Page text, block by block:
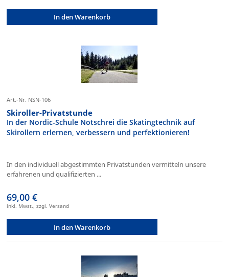
In den Warenkorb
Art.-Nr. NSN-106
Skiroller-Privatstunde
In der Nordic-Schule Notschrei die Skatingtechnik auf
Skirollern erlernen, verbessern und perfektionieren!
In den individuell abgestimmten Privatstunden vermitteln unsere
erfahrenen und qualifizierten ...
69,00 €
inkl. Mwst., zzgl. Versand
In den Warenkorb